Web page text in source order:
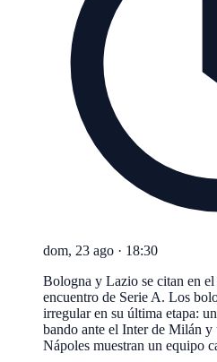
dom, 23 ago · 18:30
Bologna y Lazio se citan en
encuentro de Serie A. Los
irregular en su última etapa:
bando ante el Inter de Milán
Nápoles muestran un equipo